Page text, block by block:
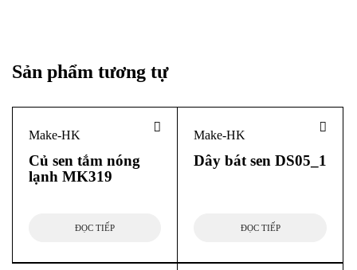
Sản phẩm tương tự
Make-HK
Củ sen tắm nóng
lạnh MK319
ĐỌC TIẾP
Make-HK
Dây bát sen DS05_1
ĐỌC TIẾP